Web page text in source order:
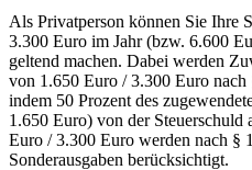
Als Privatperson können Sie Ihre
3.300 Euro im Jahr (bzw. 6.600
geltend machen. Dabei werden
von 1.650 Euro / 3.300 Euro
indem 50 Prozent des
1.650 Euro) von der Steuerschuld
Euro / 3.300 Euro werden nach §
Sonderausgaben berücksichtigt.